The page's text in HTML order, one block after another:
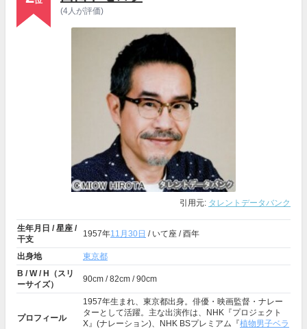
(4人が評価)
引用元: タレントデータバンク
生年月日 / 星座 /
干支
1957年11月30日 / いて座 / 酉年
出身地
東京都
B / W / H（スリ
ーサイズ）
90cm / 82cm / 90cm
プロフィール
1957年生まれ、東京都出身。俳優・映画監督・ナレー
ターとして活躍。主な出演作は、NHK『プロジェクト
X』(ナレーション)、NHK BSプレミアム『植物男子ベラ